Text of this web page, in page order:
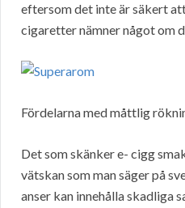
eftersom det inte är säkert
cigaretter nämner något om
Fördelarna med måttlig
Det som skänker e- cigg
vätskan som man säger på
anser kan innehålla skadliga